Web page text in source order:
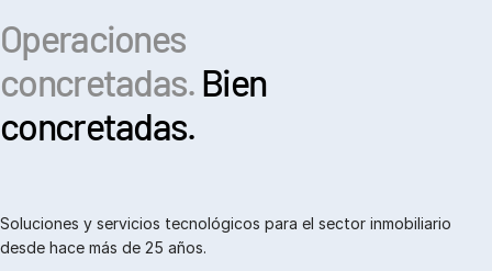
Operaciones
concretadas.Bien
concretadas.
Soluciones y servicios tecnológicos para el sector inmobiliario
desde hace más de 25 años.